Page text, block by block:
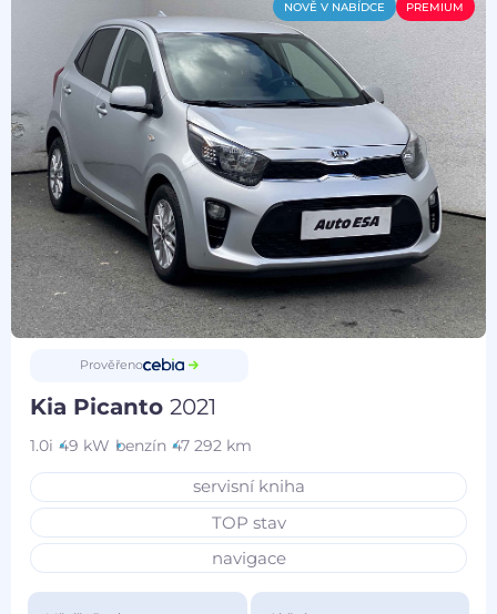
NOVĚ V NABÍDCE PREMIUM
Prověřeno
Kia Picanto2021
1.0i 49 kW benzín 47 292 km
servisní kniha
TOP stav
navigace